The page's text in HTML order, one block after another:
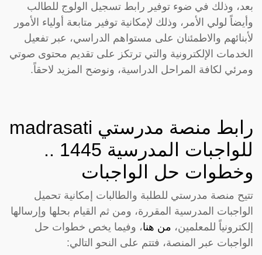
بعد، وذلك في ضوء توفير رابط تسجيل الولوج للطالب
وأيضاً لولي الأمر، وذلك لإمكانية توفير متابعة أولياء الأمور
لأبنائهم والاطمئنان على مستواهم الدراسي، عبر تفعيل
الخدمات الإلكترونية والتي ترتكز على تقديم محتوى صوتي
ومرئي لكافة المراحل الدراسية، ونوضح المزيد لاحقاً.
رابط منصة مدرستي madrasati
للواجبات المدرسية 1445 ..
وخطوات حل الواجبات
تتيح منصة مدرستي للطلبة والطالبات إمكانية تحميل
الواجبات المدرسية المقررة، ومن ثم القيام بحلها وإرسالها
إلكترونياً للمعلمين، من هنا، وفيما يخص خطوات حل
الواجبات عبر المنصة، فتتم على النحو التالي: